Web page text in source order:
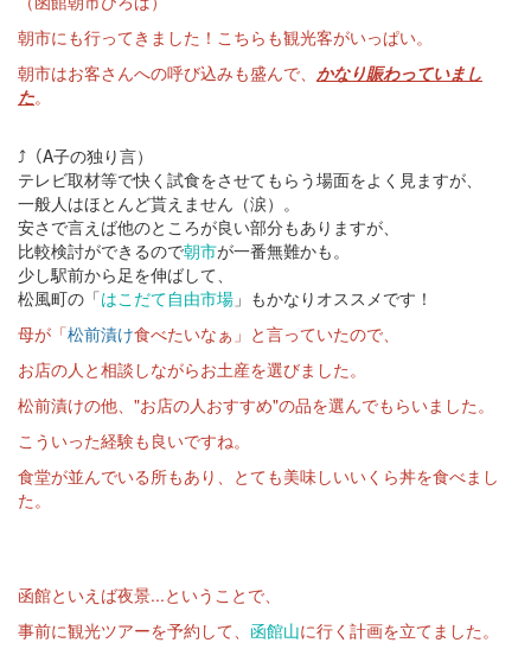
朝市にも行ってきました！こちらも観光客がいっぱい。
朝市はお客さんへの呼び込みも盛んで、 かなり賑わっていまし
た。
⤴（A子の独り言）
テレビ取材等で快く試食をさせてもらう場面をよく見ますが、
一般人はほとんど貰えません（涙）。
安さで言えば他のところが良い部分もありますが、
比較検討ができるので朝市が一番無難かも。
少し駅前から足を伸ばして、
松風町の「はこだて自由市場 」もかなりオススメです！
母が「松前漬け食べたいなぁ」と言っていたので、
お店の人と相談しながらお土産を選びました。
松前漬けの他、"お店の人おすすめ"の品を選んでもらいました。
こういった経験も良いですね。
食堂が並んでいる所もあり、とても美味しいいくら丼を食べまし
た。
函館といえば夜景...ということで、
事前に観光ツアーを予約して、 函館山に行く計画を立てました。